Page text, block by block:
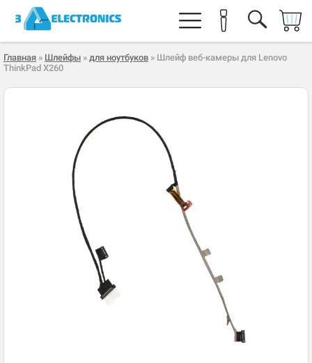
Главная » Шлейфы » для ноутбуков » Шлейф веб-камеры для Lenovo
ThinkPad X260